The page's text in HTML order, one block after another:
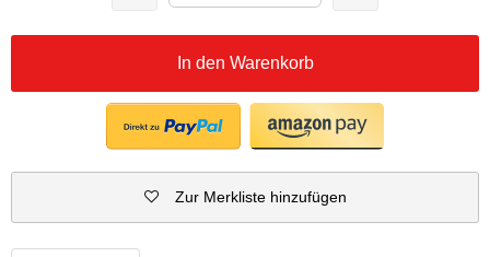
In den Warenkorb
Zur Merkliste hinzufügen